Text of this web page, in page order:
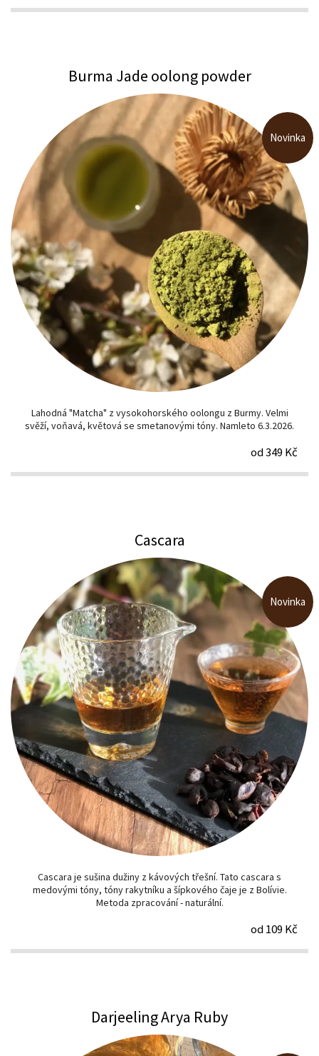
Burma Jade oolong powder
Lahodná "Matcha" z vysokohorského oolongu z Burmy. Velmi
svěží, voňavá, květová se smetanovými tóny. Namleto 6.3.2026.
od 349 Kč
Novinka
Cascara
Cascara je sušina dužiny z kávových třešní. Tato cascara s
medovými tóny, tóny rakytníku a šípkového čaje je z Bolívie.
Metoda zpracování - naturální.
od 109 Kč
Novinka
Darjeeling Arya Ruby